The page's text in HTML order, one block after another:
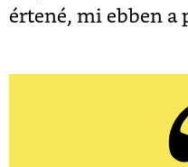
értené, mi ebben a